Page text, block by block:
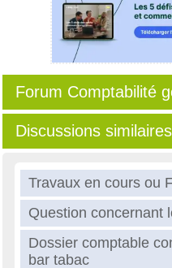
Forum Comptabilité
Discussions similaires
Travaux en cours ou
Question concernant
Dossier comptable
bar tabac